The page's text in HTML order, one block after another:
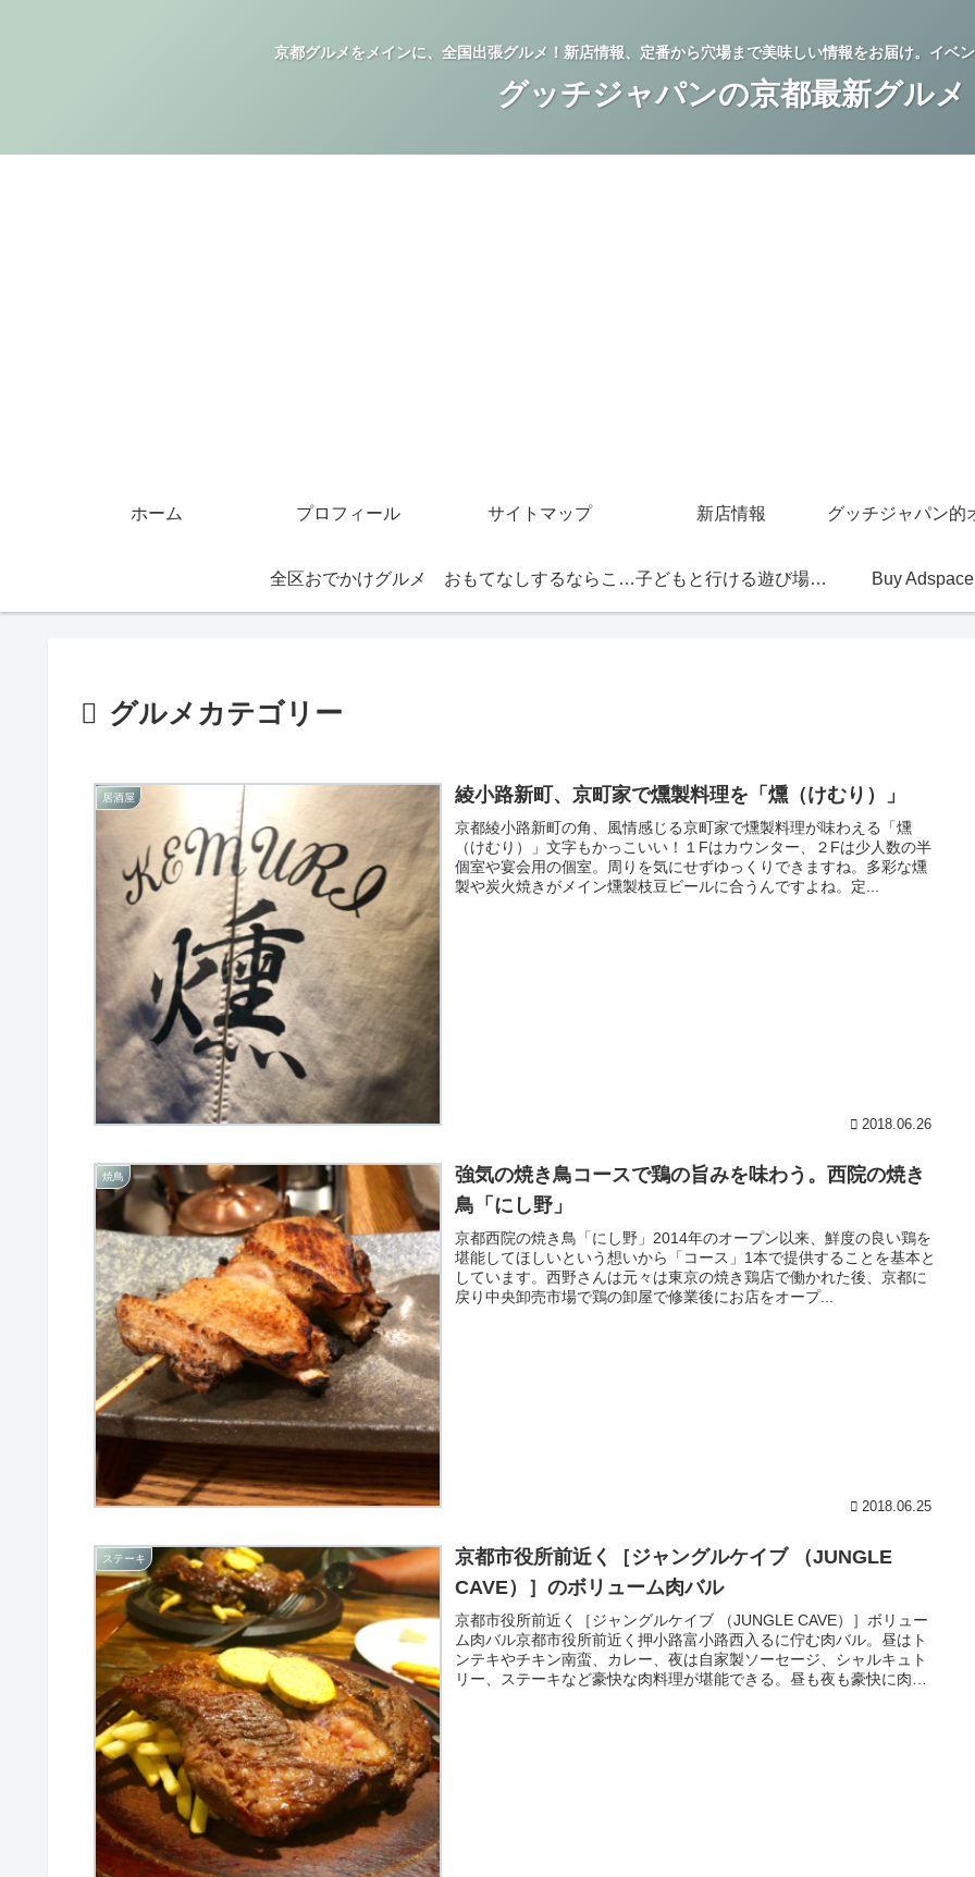
京都グルメをメインに、全国出張グルメ！新店情報、定番から穴場まで美味しい情報をお届け。イベ
グッチジャパンの京都最新グルメ
ホーム プロフィール サイトマップ 新店情報
全区おでかけグルメ おもてなしするならこの店 子どもと行ける遊び場・お店 Buy Adspace
グルメカテゴリー
居酒屋 綾小路新町、京町家で燻製料理を「燻（けむり）」
京都綾小路新町の角、風情感じる京町家で燻製料理が味わえる「燻
（けむり）」文字もかっこいい！１Fはカウンター、２Fは少人数の半
個室や宴会用の個室。周りを気にせずゆっくりできますね。多彩な燻
製や炭火焼きがメイン燻製枝豆ビールに合うんですよね。定...
2018.06.26
焼鳥
強気の焼き鳥コースで鶏の旨みを味わう。西院の焼き
鳥「にし野」
京都西院の焼き鳥「にし野」2014年のオープン以来、鮮度の良い鶏を
堪能してほしいという想いから「コース」1本で提供することを基本と
しています。西野さんは元々は東京の焼き鶏店で働かれた後、京都に
戻り中央卸売市場で鶏の卸屋で修業後にお店をオープ...
2018.06.25
ステーキ
京都市役所前近く［ジャングルケイブ （JUNGLE
CAVE）］のボリューム肉バル
京都市役所前近く［ジャングルケイブ （JUNGLE CAVE）］ボリュー
ム肉バル京都市役所前近く押小路富小路西入るに佇む肉バル。昼はト
ンテキやチキン南蛮、カレー、夜は自家製ソーセージ、シャルキュト
リー、ステーキなど豪快な肉料理が堪能できる。昼も夜も豪快に肉料